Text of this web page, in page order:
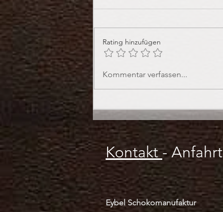
Praline des Monats:
Rating hinzufügen
Kommentar verfassen...
Kontakt-Anfahrt
Eybel Schokomanufaktur